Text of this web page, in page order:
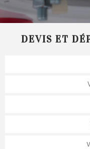
DEVIS ET